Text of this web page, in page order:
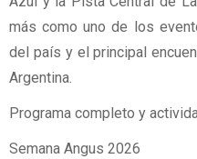
más como uno de los
del país y el principal
Argentina.
Programa completo y
Semana Angus 2026